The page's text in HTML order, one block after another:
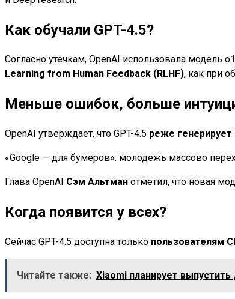
Как обучали GPT-4.5?
Согласно утечкам, OpenAI использовала модель
Learning from Human Feedback (RLHF), как при
Меньше ошибок, больше
OpenAI утверждает, что GPT-4.5 реже
«Google — для бумеров»: молодежь массово
Глава OpenAI Сэм Альтман отметил, что новая
Когда появится у всех?
Сейчас GPT-4.5 доступна только пользователям
Читайте также: Xiaomi планирует